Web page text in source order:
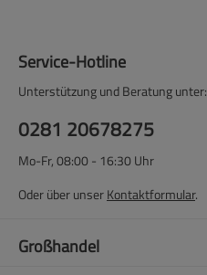
Service-Hotline
Unterstützung und Beratung unter:
0281 20678275
Mo-Fr, 08:00 - 16:30 Uhr
Oder über unserKontaktformular.
Großhandel